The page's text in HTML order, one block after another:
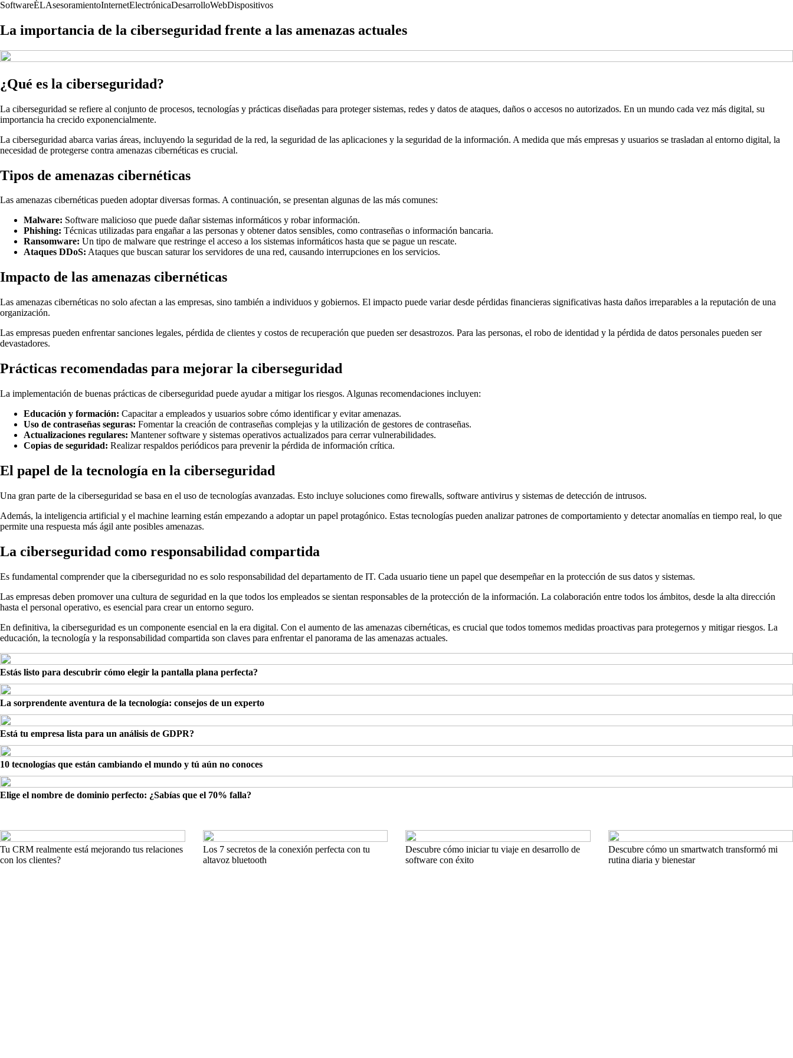
SoftwareÉLAsesoramientoInternetElectrónicaDesarrolloWebDispositivos
La importancia de la ciberseguridad frente a las amenazas actuales
¿Qué es la ciberseguridad?
La ciberseguridad se refiere al conjunto de procesos, tecnologías y prácticas diseñadas para proteger sistemas, redes y datos de ataques, daños o accesos no autorizados. En un mundo cada vez más digital, su
importancia ha crecido exponencialmente.
La ciberseguridad abarca varias áreas, incluyendo la seguridad de la red, la seguridad de las aplicaciones y la seguridad de la información. A medida que más empresas y usuarios se trasladan al entorno digital, la
necesidad de protegerse contra amenazas cibernéticas es crucial.
Tipos de amenazas cibernéticas
Las amenazas cibernéticas pueden adoptar diversas formas. A continuación, se presentan algunas de las más comunes:
Malware: Software malicioso que puede dañar sistemas informáticos y robar información.
Phishing: Técnicas utilizadas para engañar a las personas y obtener datos sensibles, como contraseñas o información bancaria.
Ransomware: Un tipo de malware que restringe el acceso a los sistemas informáticos hasta que se pague un rescate.
Ataques DDoS: Ataques que buscan saturar los servidores de una red, causando interrupciones en los servicios.
Impacto de las amenazas cibernéticas
Las amenazas cibernéticas no solo afectan a las empresas, sino también a individuos y gobiernos. El impacto puede variar desde pérdidas financieras significativas hasta daños irreparables a la reputación de una
organización.
Las empresas pueden enfrentar sanciones legales, pérdida de clientes y costos de recuperación que pueden ser desastrozos. Para las personas, el robo de identidad y la pérdida de datos personales pueden ser
devastadores.
Prácticas recomendadas para mejorar la ciberseguridad
La implementación de buenas prácticas de ciberseguridad puede ayudar a mitigar los riesgos. Algunas recomendaciones incluyen:
Educación y formación: Capacitar a empleados y usuarios sobre cómo identificar y evitar amenazas.
Uso de contraseñas seguras: Fomentar la creación de contraseñas complejas y la utilización de gestores de contraseñas.
Actualizaciones regulares: Mantener software y sistemas operativos actualizados para cerrar vulnerabilidades.
Copias de seguridad: Realizar respaldos periódicos para prevenir la pérdida de información crítica.
El papel de la tecnología en la ciberseguridad
Una gran parte de la ciberseguridad se basa en el uso de tecnologías avanzadas. Esto incluye soluciones como firewalls, software antivirus y sistemas de detección de intrusos.
Además, la inteligencia artificial y el machine learning están empezando a adoptar un papel protagónico. Estas tecnologías pueden analizar patrones de comportamiento y detectar anomalías en tiempo real, lo que
permite una respuesta más ágil ante posibles amenazas.
La ciberseguridad como responsabilidad compartida
Es fundamental comprender que la ciberseguridad no es solo responsabilidad del departamento de IT. Cada usuario tiene un papel que desempeñar en la protección de sus datos y sistemas.
Las empresas deben promover una cultura de seguridad en la que todos los empleados se sientan responsables de la protección de la información. La colaboración entre todos los ámbitos, desde la alta dirección
hasta el personal operativo, es esencial para crear un entorno seguro.
En definitiva, la ciberseguridad es un componente esencial en la era digital. Con el aumento de las amenazas cibernéticas, es crucial que todos tomemos medidas proactivas para protegernos y mitigar riesgos. La
educación, la tecnología y la responsabilidad compartida son claves para enfrentar el panorama de las amenazas actuales.
Estás listo para descubrir cómo elegir la pantalla plana perfecta?
La sorprendente aventura de la tecnología: consejos de un experto
Está tu empresa lista para un análisis de GDPR?
10 tecnologías que están cambiando el mundo y tú aún no conoces
Elige el nombre de dominio perfecto: ¿Sabías que el 70% falla?
Tu CRM realmente está mejorando tus relaciones
con los clientes?
Los 7 secretos de la conexión perfecta con tu
altavoz bluetooth
Descubre cómo iniciar tu viaje en desarrollo de
software con éxito
Descubre cómo un smartwatch transformó mi
rutina diaria y bienestar